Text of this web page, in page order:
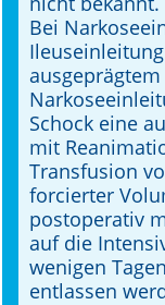
Bei
Schock eine
mit
Transfusion
forcierter
postoperativ
auf die
wenigen
entlassen